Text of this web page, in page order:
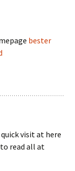
bester
visit at here
read all at